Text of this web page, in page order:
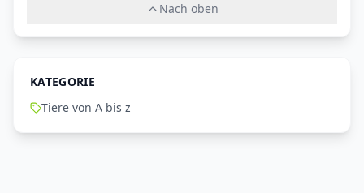
Nach oben
KATEGORIE
Tiere von A bis z